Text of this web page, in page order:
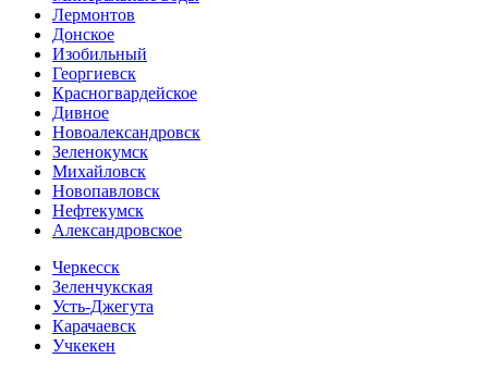
Лермонтов
Донское
Изобильный
Георгиевск
Красногвардейское
Дивное
Новоалександровск
Зеленокумск
Михайловск
Новопавловск
Нефтекумск
Александровское
Черкесск
Зеленчукская
Усть-Джегута
Карачаевск
Учкекен